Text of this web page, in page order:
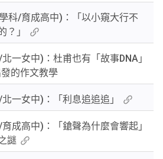
科/育成高中)：「以小窺大行不
？」
一女中)：杜甫也有「故事DNA」
的作文教學
一女中)：「利息追追追」
成高中)：「鎗聲為什麼會響起」
謎